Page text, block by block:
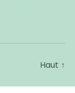
Haut ↑